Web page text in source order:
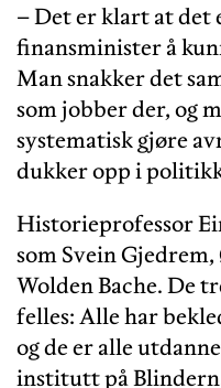
– Det er klart at det
finansminister å
Man snakker det
som jobber der, og
systematisk gjøre
dukker opp i
Historieprofessor
som Svein
Wolden Bache. De
felles: Alle har
og de er alle
institutt på